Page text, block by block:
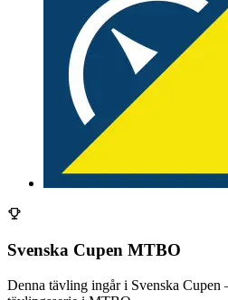
Svenska Cupen MTBO
Denna tävling ingår i Svenska Cupen